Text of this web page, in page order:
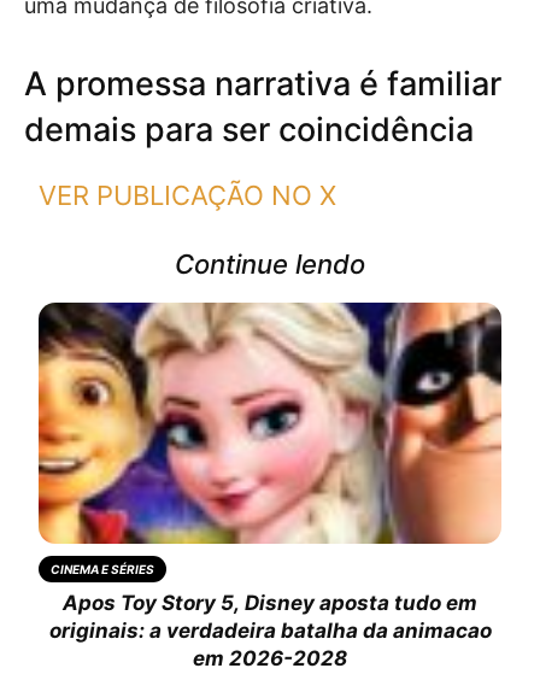
uma mudança de filosofia criativa.
A promessa narrativa é familiar
demais para ser coincidência
VER PUBLICAÇÃO NO X
Continue lendo
CINEMA E SÉRIES
Apos Toy Story 5, Disney aposta tudo em
originais: a verdadeira batalha da animacao
em 2026-2028